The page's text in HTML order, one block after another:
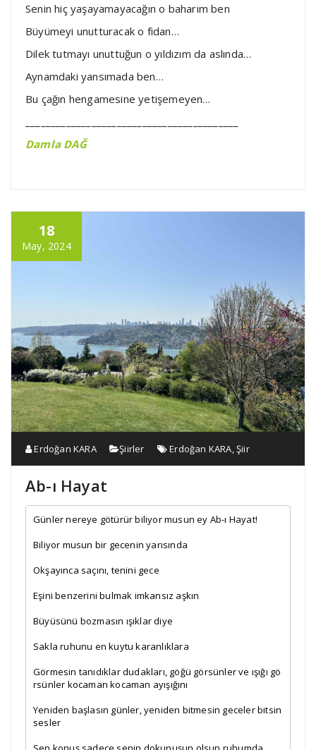
Senin hiç yaşayamayacağın o baharım ben
Büyümeyi unutturacak o fidan…
Dilek tutmayı unuttuğun o yıldızım da aslında…
Aynamdaki yansımada ben…
Bu çağın hengamesine yetişemeyen…
Damla DAĞ
18
May, 2024
Erdoğan KARA Şiirler Erdoğan KARA,Şiir
Ab-ı Hayat
Günler nereye götürür biliyor musun ey Ab-ı Hayat!
Biliyor musun bir gecenin yarısında
Okşayınca saçını, tenini gece
Eşini benzerini bulmak imkansız aşkın
Büyüsünü bozmasın ışıklar diye
Sakla ruhunu en kuytu karanlıklara
Görmesin tanıdıklar dudakları, göğü görsünler ve ışığı gö
rsünler kocaman kocaman ayışığını
Yeniden başlasın günler, yeniden bitmesin geceler bitsin
sesler